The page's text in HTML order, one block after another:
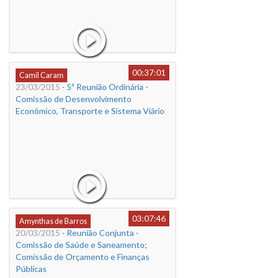
Camil Caram
00:37:01
23/03/2015 - 5ª Reunião Ordinária -
Comissão de Desenvolvimento
Econômico, Transporte e Sistema Viário
Amynthas de Barros
03:07:46
20/03/2015 - Reunião Conjunta -
Comissão de Saúde e Saneamento;
Comissão de Orçamento e Finanças
Públicas